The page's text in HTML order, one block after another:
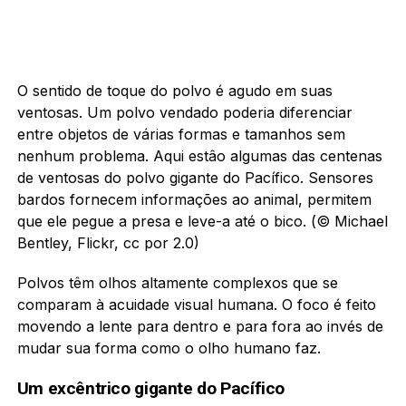
O sentido de toque do polvo é agudo em suas
ventosas. Um polvo vendado poderia diferenciar
entre objetos de várias formas e tamanhos sem
nenhum problema. Aqui estâo algumas das centenas
de ventosas do polvo gigante do Pacífico. Sensores
bardos fornecem informações ao animal, permitem
que ele pegue a presa e leve-a até o bico. (© Michael
Bentley, Flickr, cc por 2.0)
Polvos têm olhos altamente complexos que se
comparam à acuidade visual humana. O foco é feito
movendo a lente para dentro e para fora ao invés de
mudar sua forma como o olho humano faz.
Um excêntrico gigante do Pacífico